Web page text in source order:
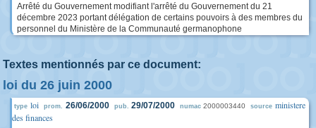
Arrêté du Gouvernement modifiant l'arrêté du Gouvernement du 21
décembre 2023 portant délégation de certains pouvoirs à des membres du
personnel du Ministère de la Communauté germanophone
Textes mentionnés par ce document:
loi du 26 juin 2000
type loi prom. 26/06/2000 pub. 29/07/2000 numac 2000003440 source ministere
des finances